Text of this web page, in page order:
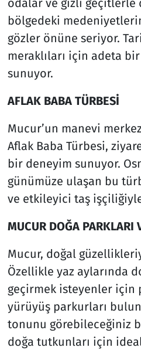
bölgedeki
gözler önüne seriyor.
meraklıları için adeta
sunuyor.
AFLAK BABA TÜRBESİ
Mucur’un manevi
Aflak Baba Türbesi,
bir deneyim sunuyor.
günümüze ulaşan bu
ve etkileyici taş işçiliğiyle
MUCUR DOĞA PARKLARI
Mucur, doğal
Özellikle yaz aylarında
geçirmek isteyenler için
yürüyüş parkurları
tonunu görebileceğiniz
doğa tutkunları için